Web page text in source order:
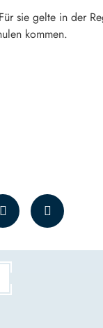
sie gelte in der
kommen.